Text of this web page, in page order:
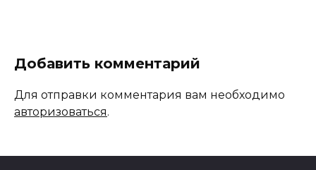
Добавить комментарий
Для отправки комментария вам необходимо
авторизоваться.